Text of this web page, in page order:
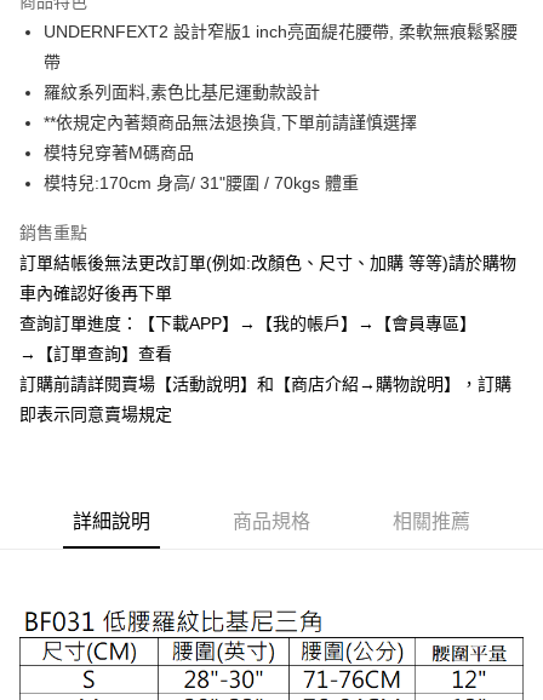
合作金庫商業銀行
華南商業銀行
彰化商業銀行
上海商業儲蓄銀行
國泰世華商業銀行
兆豐國際商業銀行
臺灣中小企業銀行
台中商業銀行
匯豐（台灣）商業銀行
聯邦商業銀行
元大商業銀行
永豐商業銀行
台新國際商業銀行
台灣樂天信用卡公司
6 期 0 利率 每期
華南商業銀行
上海商業儲蓄銀行
台北富邦商業銀行
國泰世華商業銀行
兆豐國際商業銀行
臺灣中小企業銀行
匯豐（台灣）商業銀行
華泰商業銀行
元大商業銀行
玉山商業銀行
星展（台灣）商業銀行
台灣樂天信用卡公司
12 期 0 利率 每期 NT$43 21家銀行
合作金庫商業銀行
第一商業銀行
上海商業儲蓄銀行
台北富邦商業銀行
國泰世華商業銀行
臺灣中小企業銀行
台中商業銀行
聯邦商業銀行
元大商業銀行
永豐商業銀行
玉山商業銀行
台新國際商業銀行
中國信託商業銀行
24 期 0 利率 每期NT$21
合作金庫商業銀行
第一商業銀行
華南商業銀行
兆豐國際商業銀行
臺灣中小企業銀行
台中商業銀行
華泰商業銀行
遠東國際商業銀行
元大商業銀行
永豐商業銀行
星展（台灣）商業銀行
台新國際商業銀行
中國信託商業銀行
超商取貨付款
LINE Pay
街口支付
悠遊付
AFTEE先享後付
相關說明
【關於「AFTEE先享後付」】
３．安心：先確認商品／服務後，再付款。
２．訂單成立數日內，您將收到繳費通知簡訊。
３．收到繳費通知簡訊後14天內，點擊此簡訊中的連結，可透過四大超商／
ATM／網路銀行／等多元方式進行付款，方視為交易完成。
※ 請注意：結帳手續完成當下不需立刻繳費，但若您需要取消訂單，請聯絡
ATM付款
全家取貨付款
每筆NT$65，滿NT$1,000(含以上)免運費
7-11取貨付款
UNDERNFEXT2 設計窄版1 inch亮面緹花腰帶, 柔軟無痕鬆緊腰
帶
羅紋系列面料,素色比基尼運動款設計
**依規定內著類商品無法退換貨,下單前請謹慎選擇
模特兒穿著M碼商品
模特兒:170cm 身高/ 31"腰圍 / 70kgs 體重
銷售重點
訂單結帳後無法更改訂單(例如:改顏色、尺寸、加購 等等)請於購物
車內確認好後再下單
查詢訂單進度：【下載APP】→【我的帳戶】→【會員專區】
→【訂單查詢】查看
訂購前請詳閱賣場【活動說明】和【商店介紹→購物說明】，訂購
即表示同意賣場規定
詳細說明 商品規格 相關推薦